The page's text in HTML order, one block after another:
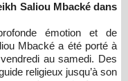
émotion et de
Mbacké a été porté à
au samedi. Des
religieux jusqu’à son